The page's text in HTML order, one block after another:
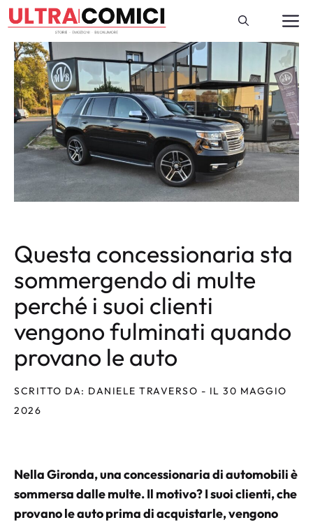
Vai
al
contenuto
Questa concessionaria sta
sommergendo di multe
perché i suoi clienti
vengono fulminati quando
provano le auto
SCRITTO DA: DANIELE TRAVERSO - IL 30 MAGGIO
2026
Nella Gironda, una concessionaria di automobili è
sommersa dalle multe. Il motivo? I suoi clienti, che
provano le auto prima di acquistarle, vengono